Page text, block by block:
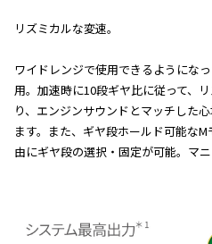
リズミカルな変速。
ワイドレンジで使用できるようにな
用。加速時に10段ギヤ比に従って、
り、エンジンサウンドとマッチした
ます。また、ギヤ段ホールド可能な
由にギヤ段の選択・固定が可能。マ